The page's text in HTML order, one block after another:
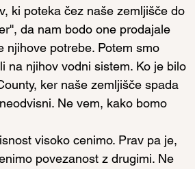
ki poteka čez naše zemljišče do
da nam bodo one prodajale
njihove potrebe. Potem smo
na njihov vodni sistem. Ko je bilo
ker naše zemljišče spada
Ne vem, kako bomo
visoko cenimo. Prav pa je,
povezanost z drugimi. Ne